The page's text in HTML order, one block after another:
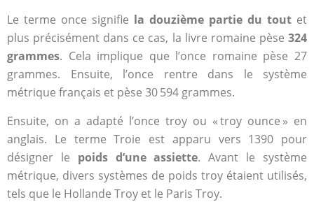
Le terme once signifie la douzième partie du tout et
plus précisément dans ce cas, la livre romaine pèse 324
grammes. Cela implique que l’once romaine pèse 27
grammes. Ensuite, l’once rentre dans le système
métrique français et pèse 30 594 grammes.
Ensuite, on a adapté l’once troy ou « troy ounce » en
anglais. Le terme Troie est apparu vers 1390 pour
désigner le poids d’une assiette. Avant le système
métrique, divers systèmes de poids troy étaient utilisés,
tels que le Hollande Troy et le Paris Troy.